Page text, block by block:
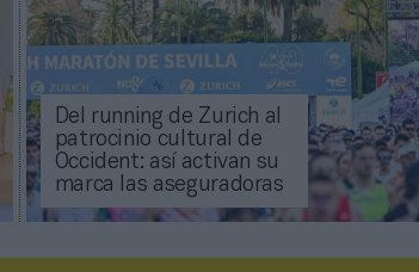
Del running de Zurich al
patrocinio cultural de
Occident: así activan su
marca las aseguradoras